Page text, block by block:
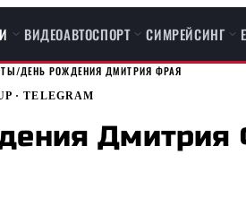
ВИДЕОАВТОСПОРТ СИМРЕЙСИНГ
/ДЕНЬ РОЖДЕНИЯ ДМИТРИЯ ФРАЯ
· TELEGRAM
Дмитрия